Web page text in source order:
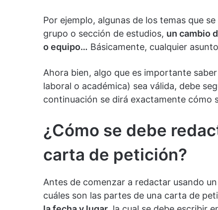
Por ejemplo, algunas de los temas que
grupo o sección de estudios, un cambio
o equipo… Básicamente, cualquier
Ahora bien, algo que es importante
laboral o académica) sea válida, debe
continuación se dirá exactamente cómo
¿Cómo se debe
carta de petición?
Antes de comenzar a redactar usando
cuáles son las partes de una carta de